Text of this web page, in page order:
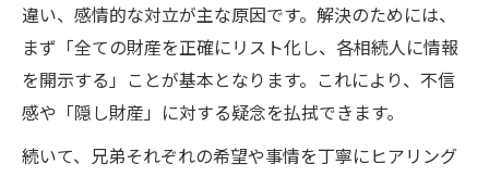
違い、感情的な対立が主な原因です。解決のためには、
まず「全ての財産を正確にリスト化し、各相続人に情報
を開示する」ことが基本となります。これにより、不信
感や「隠し財産」に対する疑念を払拭できます。
続いて、兄弟それぞれの希望や事情を丁寧にヒアリング